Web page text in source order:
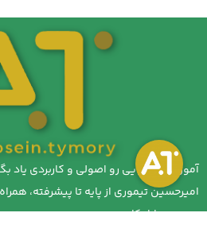
آموزش گل آرایی رو اصولی و کاربردی
امیرحسین تیموری از پایه تا پیشرفته،
ورود به بازار کار.